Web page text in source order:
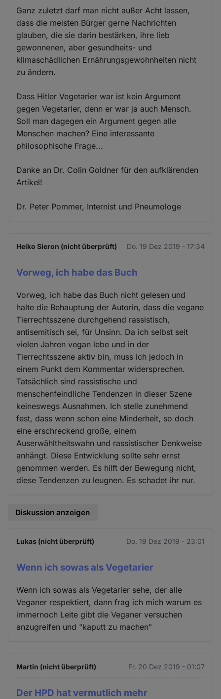
Ganz zuletzt darf man nicht außer Acht lassen,
dass die meisten Bürger gerne Nachrichten
glauben, die sie darin bestärken, ihre lieb
gewonnenen, aber gesundheits- und
klimaschädlichen Ernährungsgewohnheiten nicht
zu ändern.
Dass Hitler Vegetarier war ist kein Argument
gegen Vegetarier, denn er war ja auch Mensch.
Soll man dagegen ein Argument gegen alle
Menschen machen? Eine interessante
philosophische Frage...
Danke an Dr. Colin Goldner für den aufklärenden
Artikel!
Dr. Peter Pommer, Internist und Pneumologe
Heiko Sieron (nicht überprüft) Do. 19 Dez 2019 - 17:34
Vorweg, ich habe das Buch
Vorweg, ich habe das Buch nicht gelesen und
halte die Behauptung der Autorin, dass die vegane
Tierrechtsszene durchgehend rassistisch,
antisemitisch sei, für Unsinn. Da ich selbst seit
vielen Jahren vegan lebe und in der
Tierrechtsszene aktiv bin, muss ich jedoch in
einem Punkt dem Kommentar widersprechen.
Tatsächlich sind rassistische und
menschenfeindliche Tendenzen in dieser Szene
keineswegs Ausnahmen. Ich stelle zunehmend
fest, dass wenn schon eine Minderheit, so doch
eine erschreckend große, einem
Auserwähltheitswahn und rassistischer Denkweise
anhängt. Diese Entwicklung sollte sehr ernst
genommen werden. Es hilft der Bewegung nicht,
diese Tendenzen zu leugnen. Es schadet ihr nur.
Diskussion anzeigen
Lukas (nicht überprüft) Do. 19 Dez 2019 - 23:01
Wenn ich sowas als Vegetarier
Wenn ich sowas als Vegetarier sehe, der alle
Veganer respektiert, dann frag ich mich warum es
immernoch Leite gibt die Veganer versuchen
anzugreifen und "kaputt zu machen"
Martin (nicht überprüft) Fr. 20 Dez 2019 - 01:07
Der HPD hat vermutlich mehr